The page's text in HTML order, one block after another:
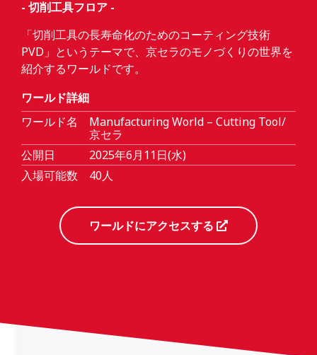
- 切削工具フロア -
「切削工具の長寿命化のためのコーティング技術
PVD」というテーマで、京セラのモノづくりの世界を
紹介するワールドです。
ワールド詳細
ワールド名
Manufacturing World – Cutting Tool/
京セラ
公開日
2025年6月11日(水)
入場可能数
40人
ワールドにアクセスする